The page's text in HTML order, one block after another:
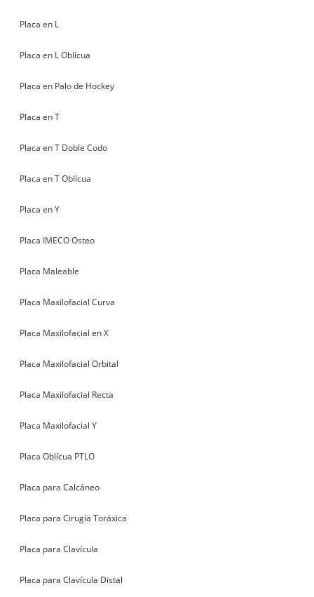
Placa en L
Placa en L Oblícua
Placa en Palo de Hockey
Placa en T
Placa en T Doble Codo
Placa en T Oblícua
Placa en Y
Placa IMECO Osteo
Placa Maleable
Placa Maxilofacial Curva
Placa Maxilofacial en X
Placa Maxilofacial Orbital
Placa Maxilofacial Recta
Placa Maxilofacial Y
Placa Oblícua PTLO
Placa para Calcáneo
Placa para Cirugía Toráxica
Placa para Clavícula
Placa para Clavícula Distal